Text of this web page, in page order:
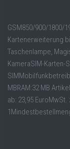
GSM850/900/1800/
Kartenerweiterung
Taschenlampe,
KameraSIM-Karten-
MBRAM:32 MB
ab: 23,95